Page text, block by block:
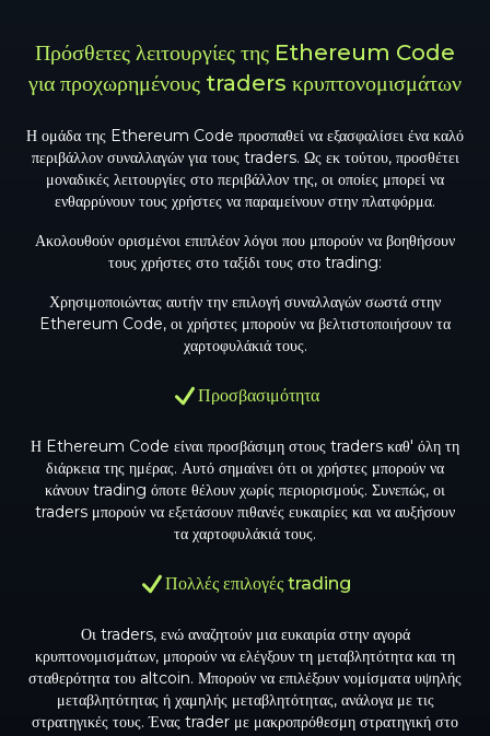
Πρόσθετες λειτουργίες της Ethereum Code
για προχωρημένους traders κρυπτονομισμάτων
Η ομάδα της Ethereum Code προσπαθεί να εξασφαλίσει ένα καλό
περιβάλλον συναλλαγών για τους traders. Ως εκ τούτου, προσθέτει
μοναδικές λειτουργίες στο περιβάλλον της, οι οποίες μπορεί να
ενθαρρύνουν τους χρήστες να παραμείνουν στην πλατφόρμα.
Ακολουθούν ορισμένοι επιπλέον λόγοι που μπορούν να βοηθήσουν
τους χρήστες στο ταξίδι τους στο trading:
Χρησιμοποιώντας αυτήν την επιλογή συναλλαγών σωστά στην
Ethereum Code, οι χρήστες μπορούν να βελτιστοποιήσουν τα
χαρτοφυλάκιά τους.
Προσβασιμότητα
Η Ethereum Code είναι προσβάσιμη στους traders καθ' όλη τη
διάρκεια της ημέρας. Αυτό σημαίνει ότι οι χρήστες μπορούν να
κάνουν trading όποτε θέλουν χωρίς περιορισμούς. Συνεπώς, οι
traders μπορούν να εξετάσουν πιθανές ευκαιρίες και να αυξήσουν
τα χαρτοφυλάκιά τους.
Πολλές επιλογές trading
Οι traders, ενώ αναζητούν μια ευκαιρία στην αγορά
κρυπτονομισμάτων, μπορούν να ελέγξουν τη μεταβλητότητα και τη
σταθερότητα του altcoin. Μπορούν να επιλέξουν νομίσματα υψηλής
μεταβλητότητας ή χαμηλής μεταβλητότητας, ανάλογα με τις
στρατηγικές τους. Ένας trader με μακροπρόθεσμη στρατηγική στο